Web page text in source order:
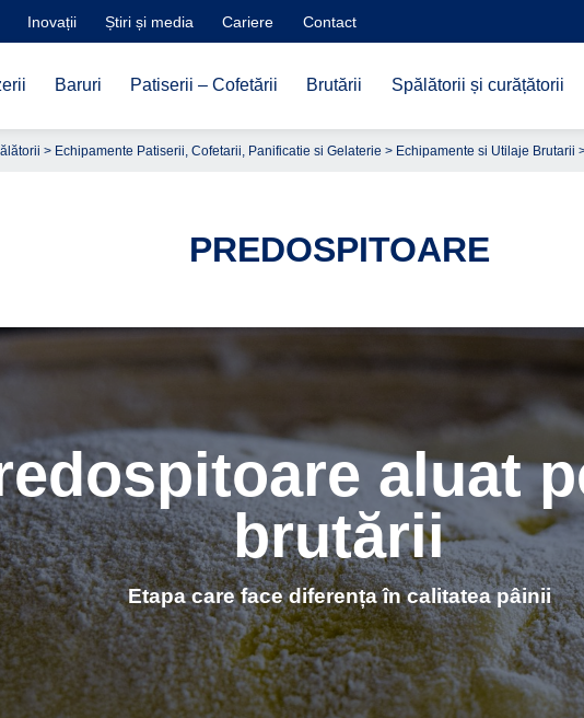
Inovații Știri și media Cariere Contact
Baruri Patiserii – Cofetării Brutării Spălătorii și curățătorii
> Echipamente Patiserii, Cofetarii, Panificatie si Gelaterie > Echipamente si Utilaje Brutarii
PREDOSPITOARE
aluat
brutării
Etapa care face diferența în calitatea pâinii